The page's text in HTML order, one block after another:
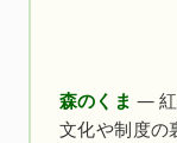
森のくま — 紅
文化や制度の